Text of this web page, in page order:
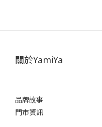
關於YamiYa
品牌故事
門市資訊